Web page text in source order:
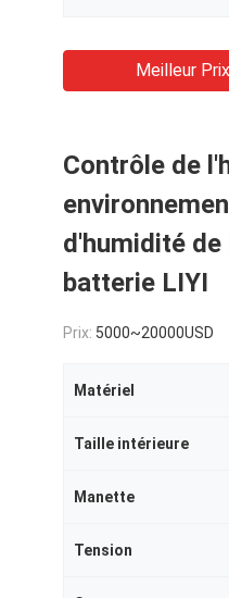
Meilleur Prix
Contrôle de
d'humidité
batterie LIYI
Prix: 5000~20000USD
Matériel
Taille intérieure
Manette
Tension